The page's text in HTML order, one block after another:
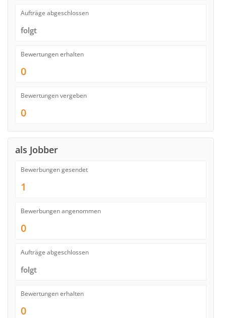
Aufträge abgeschlossen
folgt
Bewertungen erhalten
0
Bewertungen vergeben
0
als Jobber
Bewerbungen gesendet
1
Bewerbungen angenommen
0
Aufträge abgeschlossen
folgt
Bewertungen erhalten
0